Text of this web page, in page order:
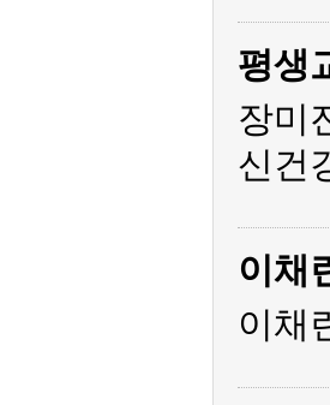
평생
장미
신건
이채
이채